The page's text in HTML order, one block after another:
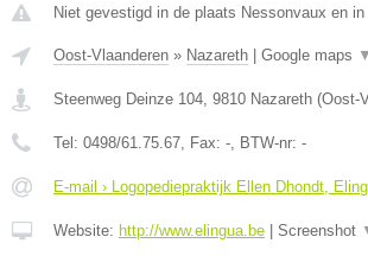
Niet gevestigd in de plaats Nessonvaux en
Oost-Vlaanderen » Nazareth Google maps ▼
Steenweg Deinze 104, 9810 Nazareth (Oost-
Tel: 0498/61.75.67, Fax: -, BTW-nr: -
E-mail › Logopediepraktijk Ellen Dhondt,
Website: http://www.elingua.be Screenshot